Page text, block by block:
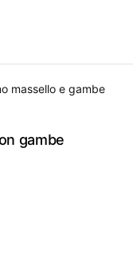
massello e gambe
gambe